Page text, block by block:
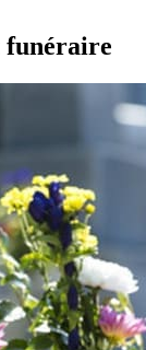
funéraire